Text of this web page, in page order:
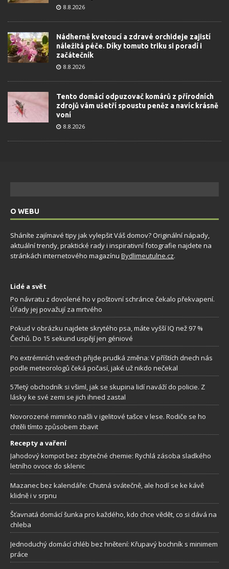
8.8.2026
Nádherně kvetoucí a zdravé orchideje zajistí
náležitá péče. Díky tomuto triku si poradí i
začátečník
8.8.2026
Tento domácí odpuzovač komárů z přírodních
zdrojů vám ušetří spoustu peněz a navíc krásně
voní
8.8.2026
O WEBU
Sháníte zajímavé tipy jak vylepšit Váš domov? Originální nápady,
aktuální trendy, praktické rady i inspirativní fotografie najdete na
stránkách internetového magazínu Bydlimeutulne.cz.
Lidé a svět
Po návratu z dovolené ho v poštovní schránce čekalo překvapení.
Úřady jej považují za mrtvého
Pokud v obrázku najdete skrytého psa, máte vyšší IQ než 97 %
Čechů. Do 15 sekund uspějí jen géniové
Po extrémních vedrech přijde prudká změna: V příštích dnech nás
podle meteorologů čeká počasí, jaké už nikdo nečekal
57letý obchodník si všiml, jak se skupina lidí naváží do policie. Z
lásky ke své zemi se jich ihned zastal
Novorozené miminko našli v igelitové tašce v lese. Rodiče se ho
chtěli tímto způsobem zbavit
Recepty a vaření
Jahodový kompot bez zbytečné chemie: Rychlá zásoba sladkého
letního ovoce do sklenic
Mazanec bez kalendáře: Chutná svátečně, ale hodí se ke kávě
klidně i v srpnu
Šťavnatá domácí šunka pro každého, kdo chce vědět, co si dává na
chleba
Jednoduchý domácí chléb bez hnětení: Křupavý bochník s minimem
práce